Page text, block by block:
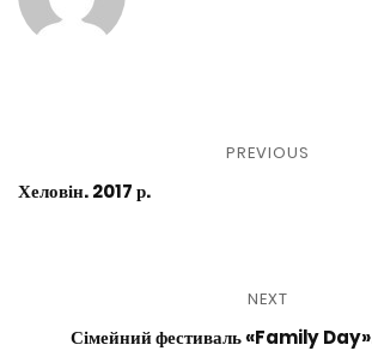
PREVIOUS
Хеловін. 2017 р.
NEXT
Сімейний фестиваль «Family